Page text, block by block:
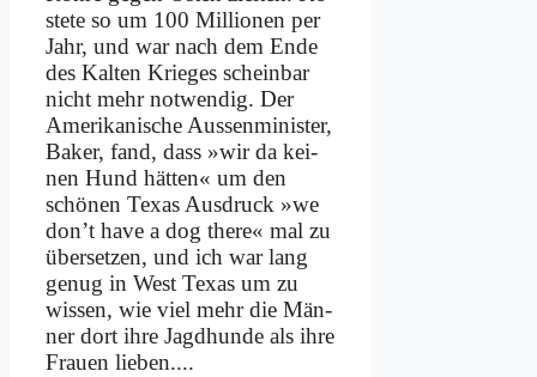
ste­te so um 100 Mil­lio­nen per
Jahr, und war nach dem En­de
des Kal­ten Krie­ges schein­bar
nicht mehr not­wen­dig. Der
Ame­ri­ka­ni­sche Au­ssen­mi­ni­ster,
Bak­er, fand, dass »wir da kei­
nen Hund hät­ten« um den
schö­nen Te­xas Aus­druck »we
don’t have a dog the­re« mal zu
über­set­zen, und ich war lang
ge­nug in West Te­xas um zu
wis­sen, wie viel mehr die Män­
ner dort ih­re Jagd­hun­de als ih­re
Frau­en lie­ben....